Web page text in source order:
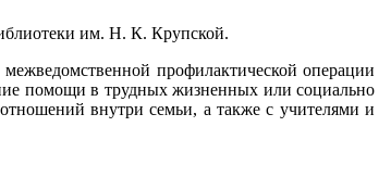
им. Н. К. Крупской.
профилактической операции
помощи в трудных жизненных или социально
внутри семьи, а также с учителями и